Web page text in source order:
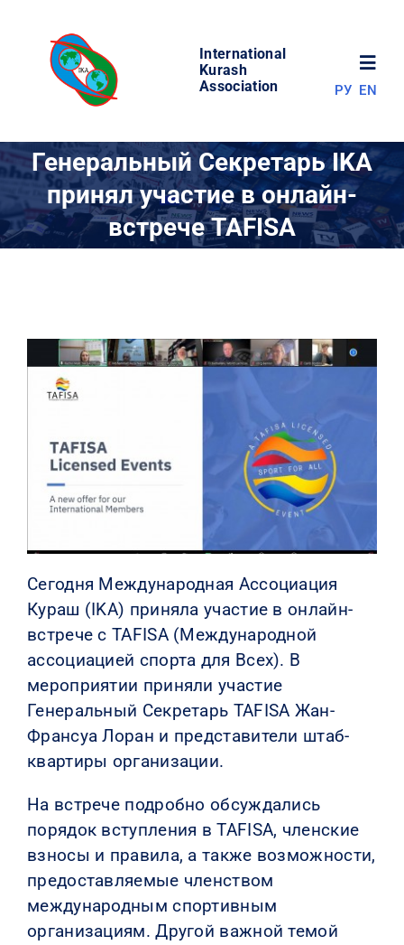
content
International
Kurash
Association
МИР КУРАША
РЕЗУЛЬТАТЫ
РУ EN
Генеральный Секретарь IKA
принял участие в онлайн-
встрече TAFISA
Сегодня Международная Ассоциация
Кураш (IKA) приняла участие в онлайн-
встрече с TAFISA (Международной
ассоциацией спорта для Всех). В
мероприятии приняли участие
Генеральный Секретарь TAFISA Жан-
Франсуа Лоран и представители штаб-
квартиры организации.
На встрече подробно обсуждались
порядок вступления в TAFISA, членские
взносы и правила, а также возможности,
предоставляемые членством
международным спортивным
организациям. Другой важной темой